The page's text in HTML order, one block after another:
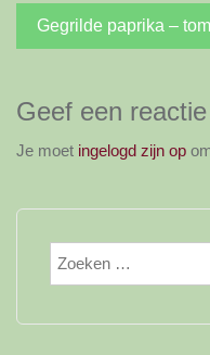
Bericht
navigatie
Gegrilde paprika –
Geef een reactie
Je moet ingelogd zijn op
Zoeken
naar: